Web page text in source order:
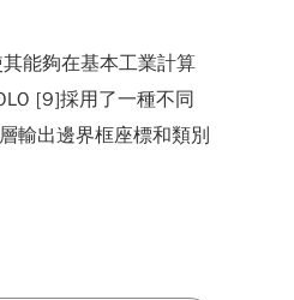
能夠在基本工業計算
[9]採用了一種不同
輸出邊界框座標和類別